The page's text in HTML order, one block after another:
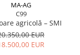
MA-AG
C99
agricolă – SMI
EUR
EUR